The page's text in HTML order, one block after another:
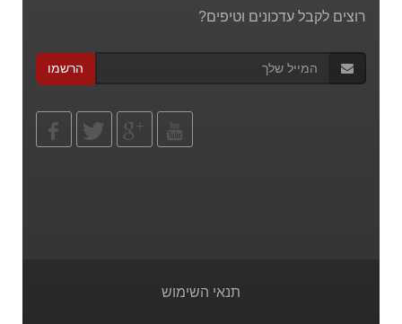
רוצים לקבל עדכונים וטיפים?
הרשמו
תנאי השימוש